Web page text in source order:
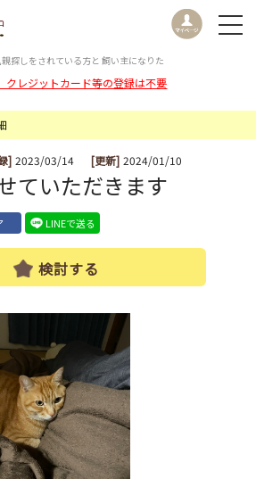
探しをされている方と 飼い主になりた
クレジットカード等の登録は不要
] 2023/03/14 [更新] 2024/01/10
ていただきます
LINEで送る
検討する